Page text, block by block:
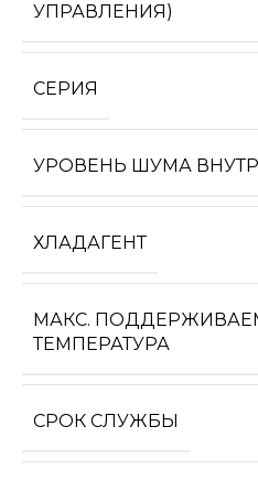
УПРАВЛЕНИЯ)
СЕРИЯ
УРОВЕНЬ ШУМА
ХЛАДАГЕНТ
МАКС.
ТЕМПЕРАТУРА
СРОК СЛУЖБЫ